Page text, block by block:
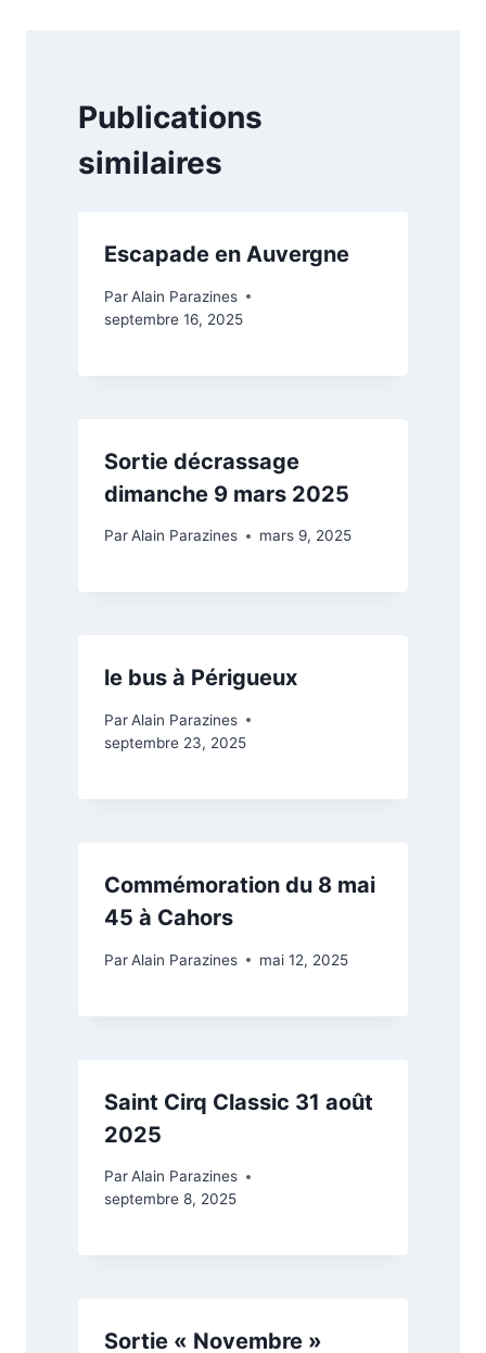
Publications
similaires
Escapade en Auvergne
ParAlain Parazines
septembre 16, 2025
Sortie décrassage
dimanche 9 mars 2025
ParAlain Parazines mars 9, 2025
le bus à Périgueux
ParAlain Parazines
septembre 23, 2025
Commémoration du 8 mai
45 à Cahors
ParAlain Parazines mai 12, 2025
Saint Cirq Classic 31 août
2025
ParAlain Parazines
septembre 8, 2025
Sortie « Novembre »